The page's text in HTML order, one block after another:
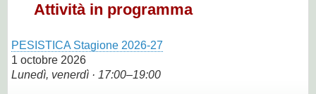
Attività in programma
PESISTICA Stagione 2026-27
1 octobre 2026
Lunedì, venerdì · 17:00–19:00